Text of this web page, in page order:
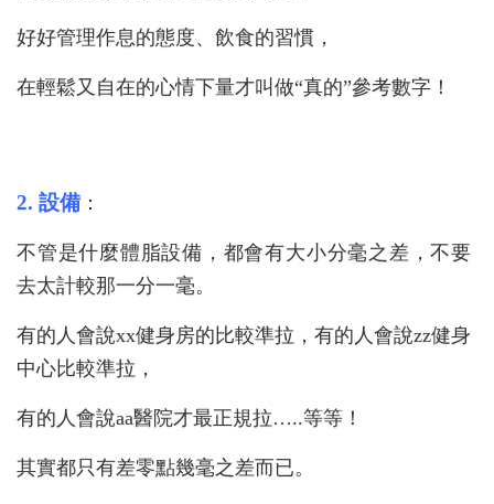
好好管理作息的態度、飲食的習慣，
在輕鬆又自在的心情下量才叫做“真的”參考數字！
2. 設備 ：
不管是什麼體脂設備，都會有大小分毫之差，不要
去太計較那一分一毫。
有的人會說xx健身房的比較準拉，有的人會說zz健身
中心比較準拉，
有的人會說aa醫院才最正規拉…..等等！
其實都只有差零點幾毫之差而已。